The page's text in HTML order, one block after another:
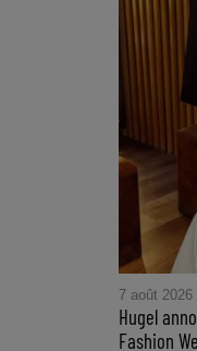
7 août 2026
Hugel
Fashion